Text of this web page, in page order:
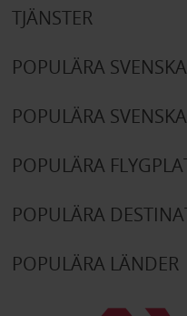
TJÄNSTER
POPULÄRA
POPULÄRA
POPULÄRA
POPULÄRA
POPULÄRA LÄNDER